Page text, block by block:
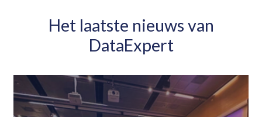
Het laatste nieuws van
DataExpert